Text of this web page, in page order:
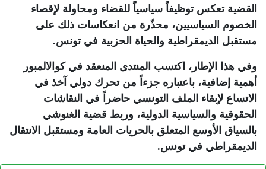
القضية تعكس توظيفاً سياسياً للقضاء ومحاولة لإقصاء
الخصوم السياسيين، محذّرة من انعكاسات ذلك على
مستقبل الديمقراطية والحياة الحزبية في تونس.
وفي هذا الإطار، اكتسب المنتدى المنعقد في كوالالمبور
أهمية إضافية، باعتباره جزءاً من تحرك دولي آخذ في
الاتساع لإبقاء الملف التونسي حاضراً في النقاشات
الحقوقية والسياسية الدولية، وربط قضية الغنوشي
بالسياق الأوسع المتعلق بالحريات العامة ومستقبل الانتقال
الديمقراطي في تونس.